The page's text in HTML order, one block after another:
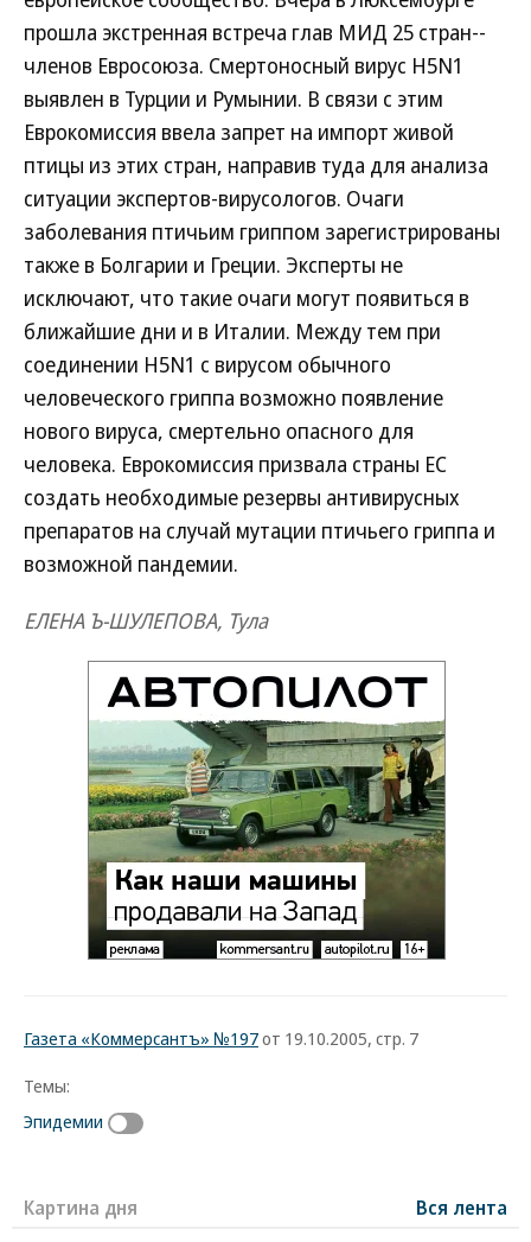
прошла экстренная встреча глав МИД 25 стран--
членов Евросоюза. Смертоносный вирус H5N1
выявлен в Турции и Румынии. В связи с этим
Еврокомиссия ввела запрет на импорт живой
птицы из этих стран, направив туда для анализа
ситуации экспертов-вирусологов. Очаги
заболевания птичьим гриппом зарегистрированы
также в Болгарии и Греции. Эксперты не
исключают, что такие очаги могут появиться в
ближайшие дни и в Италии. Между тем при
соединении H5N1 с вирусом обычного
человеческого гриппа возможно появление
нового вируса, смертельно опасного для
человека. Еврокомиссия призвала страны ЕС
создать необходимые резервы антивирусных
препаратов на случай мутации птичьего гриппа и
возможной пандемии.
ЕЛЕНА Ъ-ШУЛЕПОВА, Тула
Газета «Коммерсантъ» №197от 19.10.2005, стр. 7
Темы:
Эпидемии
Картина дня Вся лента